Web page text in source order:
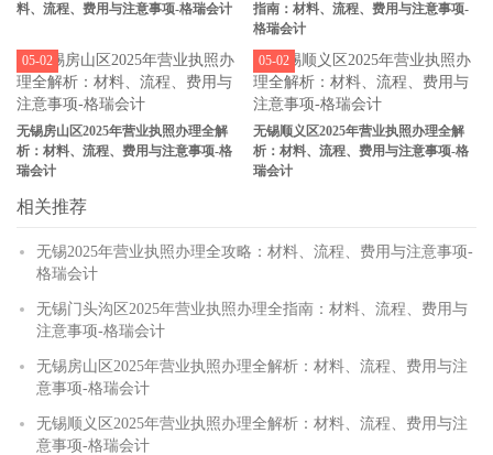
料、流程、费用与注意事项-格瑞会计
指南：材料、流程、费用与注意事项-
格瑞会计
无锡房山区2025年营业执照办理全解
析：材料、流程、费用与注意事项-格
瑞会计
05-02
无锡顺义区2025年营业执照办理全解
析：材料、流程、费用与注意事项-格
瑞会计
05-02
相关推荐
无锡2025年营业执照办理全攻略：材料、流程、费用与注意事项-
格瑞会计
无锡门头沟区2025年营业执照办理全指南：材料、流程、费用与
注意事项-格瑞会计
无锡房山区2025年营业执照办理全解析：材料、流程、费用与注
意事项-格瑞会计
无锡顺义区2025年营业执照办理全解析：材料、流程、费用与注
意事项-格瑞会计